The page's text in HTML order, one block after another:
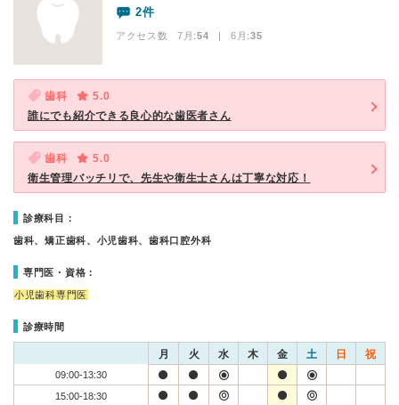
2件
アクセス数 7月:54 | 6月:35
歯科
5.0
誰にでも紹介できる良心的な歯医者さん
歯科
5.0
衛生管理バッチリで、先生や衛生士さんは丁寧な対応！
診療科目：
歯科、矯正歯科、小児歯科、歯科口腔外科
専門医・資格：
小児歯科専門医
診療時間
月 火 水 木 金 土 日 祝
09:00-13:30
15:00-18:30